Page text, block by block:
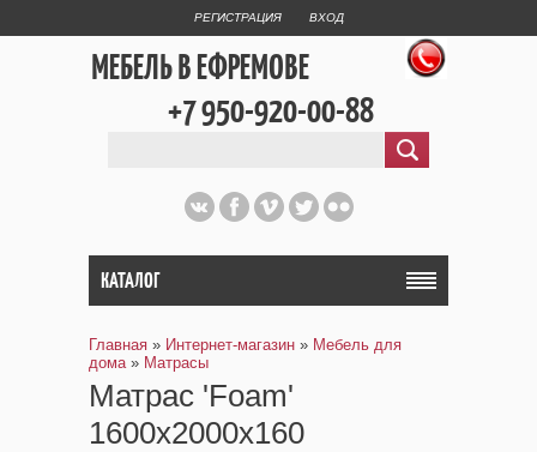
РЕГИСТРАЦИЯ ВХОД
МЕБЕЛЬ В ЕФРЕМОВЕ
+7 950-920-00-88
КАТАЛОГ
Главная » Интернет-магазин » Мебель для
дома » Матрасы
Матрас 'Foam'
1600х2000х160